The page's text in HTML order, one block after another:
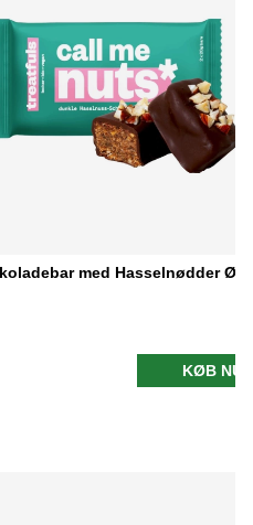
med Hasselnødder
KØB NU